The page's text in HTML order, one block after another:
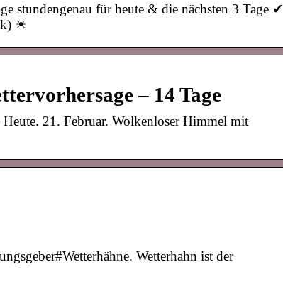
stundengenau für heute & die nächsten 3 Tage ✔
☀
– 14 Tage
21. Februar. Wolkenloser Himmel mit
Wetterhahn ist der